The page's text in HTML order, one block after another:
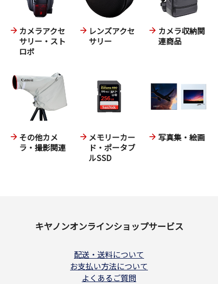
カメラアクセ
サリー・スト
ロボ
レンズアクセ
サリー
カメラ収納関
連商品
その他カメ
ラ・撮影関連
メモリーカー
ド・ポータブ
ルSSD
写真集・絵画
キヤノンオンラインショップサービス
配送・送料について
お支払い方法について
よくあるご質問